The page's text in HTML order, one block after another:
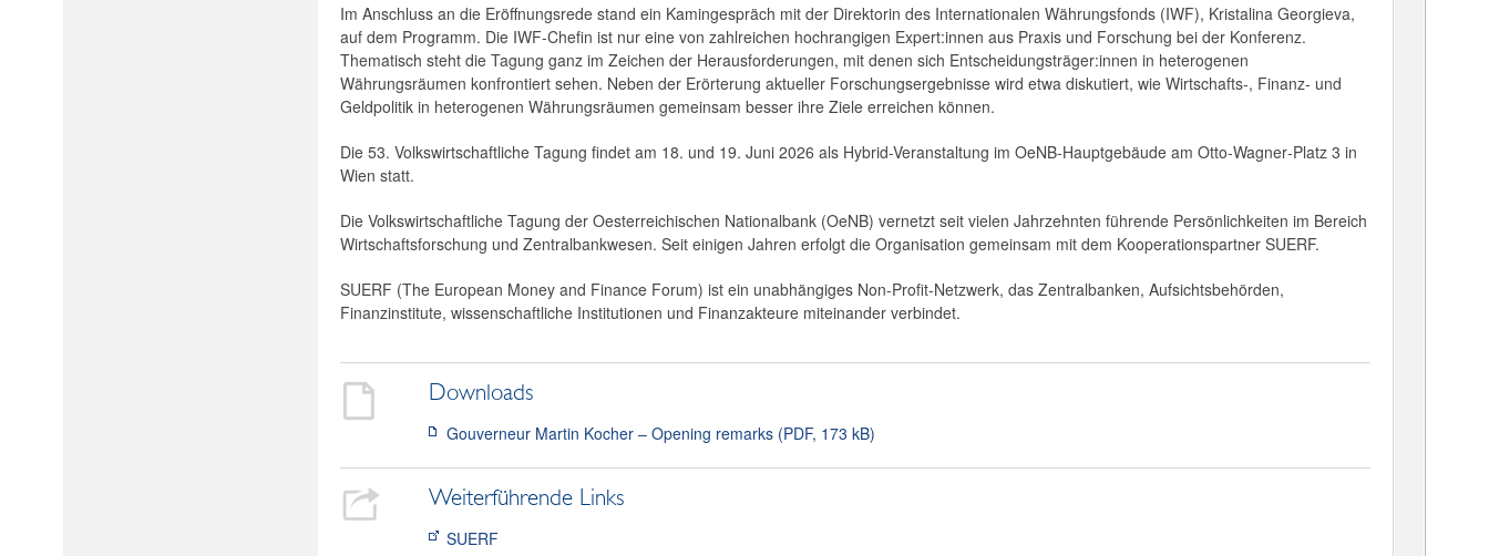
Im Anschluss an die Eröffnungsrede stand ein Kamingespräch mit der Direktorin des Internationalen Währungsfonds (IWF), Kristalina Georgieva,
auf dem Programm. Die IWF-Chefin ist nur eine von zahlreichen hochrangigen Expert:innen aus Praxis und Forschung bei der Konferenz.
Thematisch steht die Tagung ganz im Zeichen der Herausforderungen, mit denen sich Entscheidungsträger:innen in heterogenen
Währungsräumen konfrontiert sehen. Neben der Erörterung aktueller Forschungsergebnisse wird etwa diskutiert, wie Wirtschafts-, Finanz- und
Geldpolitik in heterogenen Währungsräumen gemeinsam besser ihre Ziele erreichen können.
Die 53. Volkswirtschaftliche Tagung findet am 18. und 19. Juni 2026 als Hybrid-Veranstaltung im OeNB-Hauptgebäude am Otto‑Wagner‑Platz 3 in
Wien statt.
Die Volkswirtschaftliche Tagung der Oesterreichischen Nationalbank (OeNB) vernetzt seit vielen Jahrzehnten führende Persönlichkeiten im Bereich
Wirtschaftsforschung und Zentralbankwesen. Seit einigen Jahren erfolgt die Organisation gemeinsam mit dem Kooperationspartner SUERF.
SUERF (The European Money and Finance Forum) ist ein unabhängiges Non-Profit-Netzwerk, das Zentralbanken, Aufsichtsbehörden,
Finanzinstitute, wissenschaftliche Institutionen und Finanzakteure miteinander verbindet.
Downloads
Gouverneur Martin Kocher – Opening remarks (PDF, 173 kB)
Weiterführende Links
SUERF